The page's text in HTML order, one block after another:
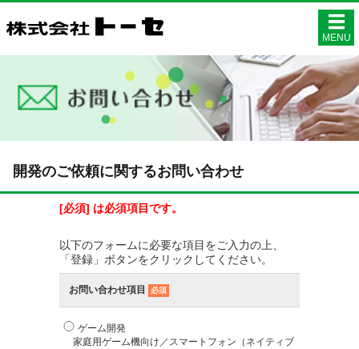
株式
MENU
開発のご依頼に関するお問い合わせ
[必須] は必須項目です。
以下のフォームに必要な項目をご入力の上、
「登録」ボタンをクリックしてください。
お問い合わせ項目 必須
ゲーム開発
家庭用ゲーム機向け／スマートフォン（ネイティブ